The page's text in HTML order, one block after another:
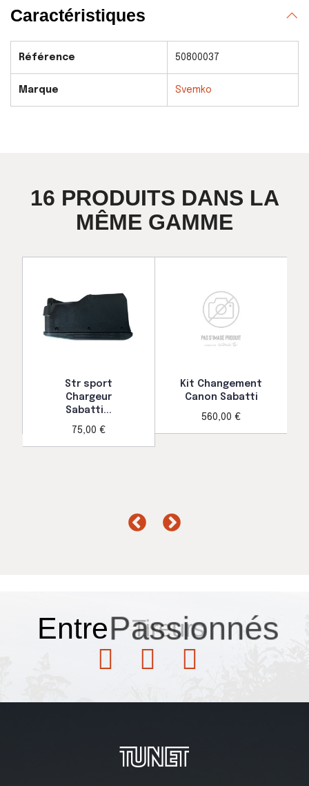
Caractéristiques
Référence 50800037
Marque Svemko
16 PRODUITS DANS LA
MÊME GAMME
Str sport
Chargeur
Sabatti...
75,00 €
Kit Changement
Canon Sabatti
560,00 €
EntrePassionnés